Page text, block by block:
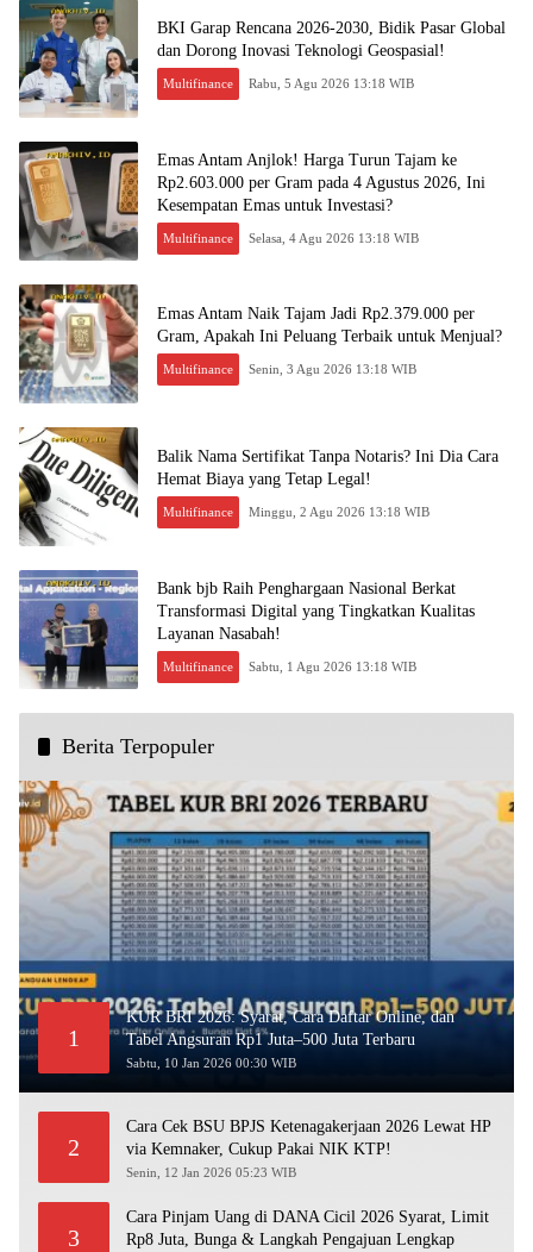
BKI Garap Rencana 2026-2030, Bidik Pasar Global
dan Dorong Inovasi Teknologi Geospasial!
Multifinance Rabu, 5 Agu 2026 13:18 WIB
Emas Antam Anjlok! Harga Turun Tajam ke
Rp2.603.000 per Gram pada 4 Agustus 2026, Ini
Kesempatan Emas untuk Investasi?
Multifinance Selasa, 4 Agu 2026 13:18 WIB
Emas Antam Naik Tajam Jadi Rp2.379.000 per
Gram, Apakah Ini Peluang Terbaik untuk Menjual?
Multifinance Senin, 3 Agu 2026 13:18 WIB
Balik Nama Sertifikat Tanpa Notaris? Ini Dia Cara
Hemat Biaya yang Tetap Legal!
Multifinance Minggu, 2 Agu 2026 13:18 WIB
Bank bjb Raih Penghargaan Nasional Berkat
Transformasi Digital yang Tingkatkan Kualitas
Layanan Nasabah!
Multifinance Sabtu, 1 Agu 2026 13:18 WIB
Berita Terpopuler
1
KUR BRI 2026: Syarat, Cara Daftar Online, dan
Tabel Angsuran Rp1 Juta–500 Juta Terbaru
Sabtu, 10 Jan 2026 00:30 WIB
2
Cara Cek BSU BPJS Ketenagakerjaan 2026 Lewat HP
via Kemnaker, Cukup Pakai NIK KTP!
Senin, 12 Jan 2026 05:23 WIB
3
Cara Pinjam Uang di DANA Cicil 2026 Syarat, Limit
Rp8 Juta, Bunga & Langkah Pengajuan Lengkap